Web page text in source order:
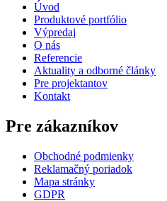
Úvod
Produktové portfólio
Výpredaj
O nás
Referencie
Aktuality a odborné články
Pre projektantov
Kontakt
Pre zákazníkov
Obchodné podmienky
Reklamačný poriadok
Mapa stránky
GDPR